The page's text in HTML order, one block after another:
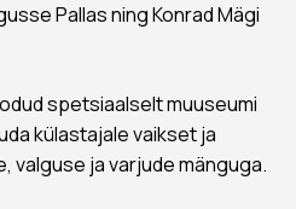
Pallas ning Konrad Mägi
spetsiaalselt muuseumi
külastajale vaikset ja
valguse ja varjude mänguga.